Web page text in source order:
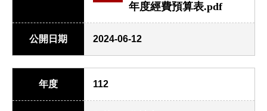
年度經費預算表.pdf
公開日期 2024-06-12
年度 112